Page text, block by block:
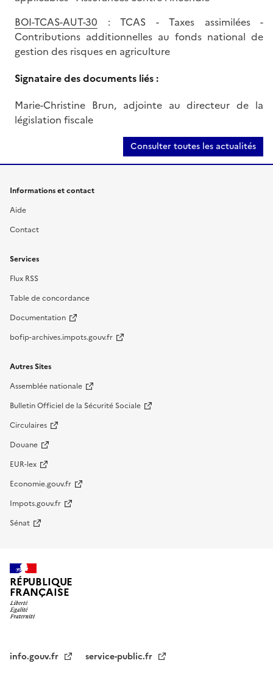
BOI-TCAS-AUT-30 : TCAS - Taxes assimilées -
Contributions additionnelles au fonds national de
gestion des risques en agriculture
Signataire des documents liés :
Marie-Christine Brun, adjointe au directeur de la
législation fiscale
Consulter toutes les actualités
Informations et contact
Aide
Contact
Services
Flux RSS
Table de concordance
Documentation
bofip-archives.impots.gouv.fr
Autres Sites
Assemblée nationale
Bulletin Officiel de la Sécurité Sociale
Circulaires
Douane
EUR-lex
Economie.gouv.fr
Impots.gouv.fr
Sénat
RÉPUBLIQUE
FRANÇAISE
info.gouv.fr service-public.fr